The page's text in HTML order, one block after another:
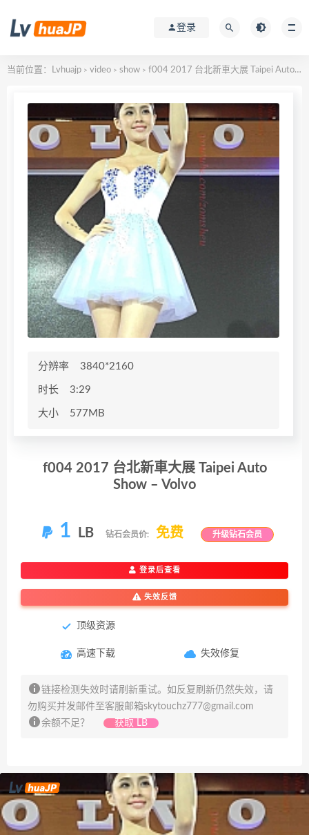
登录
当前位置： Lvhuajp > video > show > f004 2017 台北新車大展 Taipei Auto Show – Volvo
分辨率 3840*2160
时长 3:29
大小 577MB
f004 2017 台北新車大展 Taipei Auto
Show – Volvo
1 LB 钻石会员价: 免费 升级钻石会员
登录后查看
失效反馈
顶级资源
高速下载 失效修复
链接检测失效时请刷新重试。如反复刷新仍然失效，请
勿购买并发邮件至客服邮箱skytouchz777@gmail.com
余额不足？
获取 LB